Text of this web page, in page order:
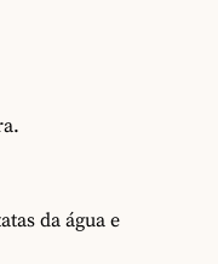
da água e